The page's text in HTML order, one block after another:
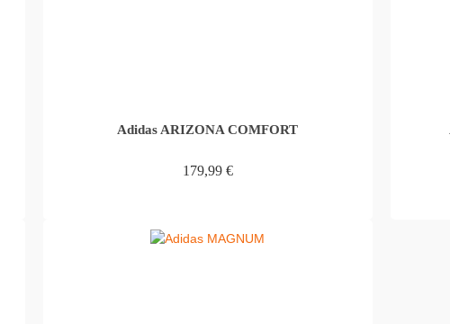
Adidas ARIZONA COMFORT
179,99 €